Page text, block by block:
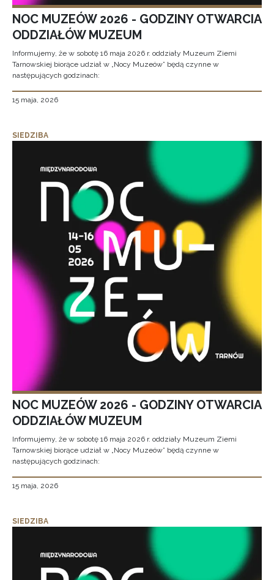
NOC MUZEÓW 2026 - GODZINY OTWARCIA
ODDZIAŁÓW MUZEUM
Informujemy, że w sobotę 16 maja 2026 r. oddziały Muzeum Ziemi
Tarnowskiej biorące udział w „Nocy Muzeów” będą czynne w
następujących godzinach:
15 maja, 2026
SIEDZIBA
NOC MUZEÓW 2026 - GODZINY OTWARCIA
ODDZIAŁÓW MUZEUM
Informujemy, że w sobotę 16 maja 2026 r. oddziały Muzeum Ziemi
Tarnowskiej biorące udział w „Nocy Muzeów” będą czynne w
następujących godzinach:
15 maja, 2026
SIEDZIBA